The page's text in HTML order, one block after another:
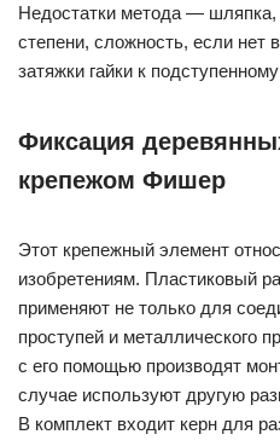
Недостатки метода —
степени, сложность, если нет
затяжки гайки к
Фиксация
крепежом Фишер
Этот крепежный элемент
изобретениям. Пластиковый
применяют не только для
проступей и металлического
с его помощью производят
случае используют другую
В комплект входит керн для